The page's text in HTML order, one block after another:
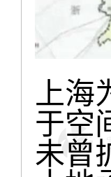
上
于空
未曾